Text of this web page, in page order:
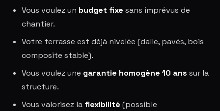
Vous voulez un budget fixe sans imprévus de
chantier.
Votre terrasse est déjà nivelée (dalle, pavés, bois
composite stable).
Vous voulez une garantie homogène 10 ans sur la
structure.
Vous valorisez la flexibilité (possible